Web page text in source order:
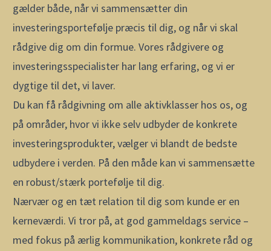
gælder både, når vi sammensætter din
investeringsportefølje præcis til dig, og når vi skal
rådgive dig om din formue. Vores rådgivere og
investeringsspecialister har lang erfaring, og vi er
dygtige til det, vi laver.
Du kan få rådgivning om alle aktivklasser hos os, og
på områder, hvor vi ikke selv udbyder de konkrete
investeringsprodukter, vælger vi blandt de bedste
udbydere i verden. På den måde kan vi sammensætte
en robust/stærk portefølje til dig.
Nærvær og en tæt relation til dig som kunde er en
kerneværdi. Vi tror på, at god gammeldags service –
med fokus på ærlig kommunikation, konkrete råd og